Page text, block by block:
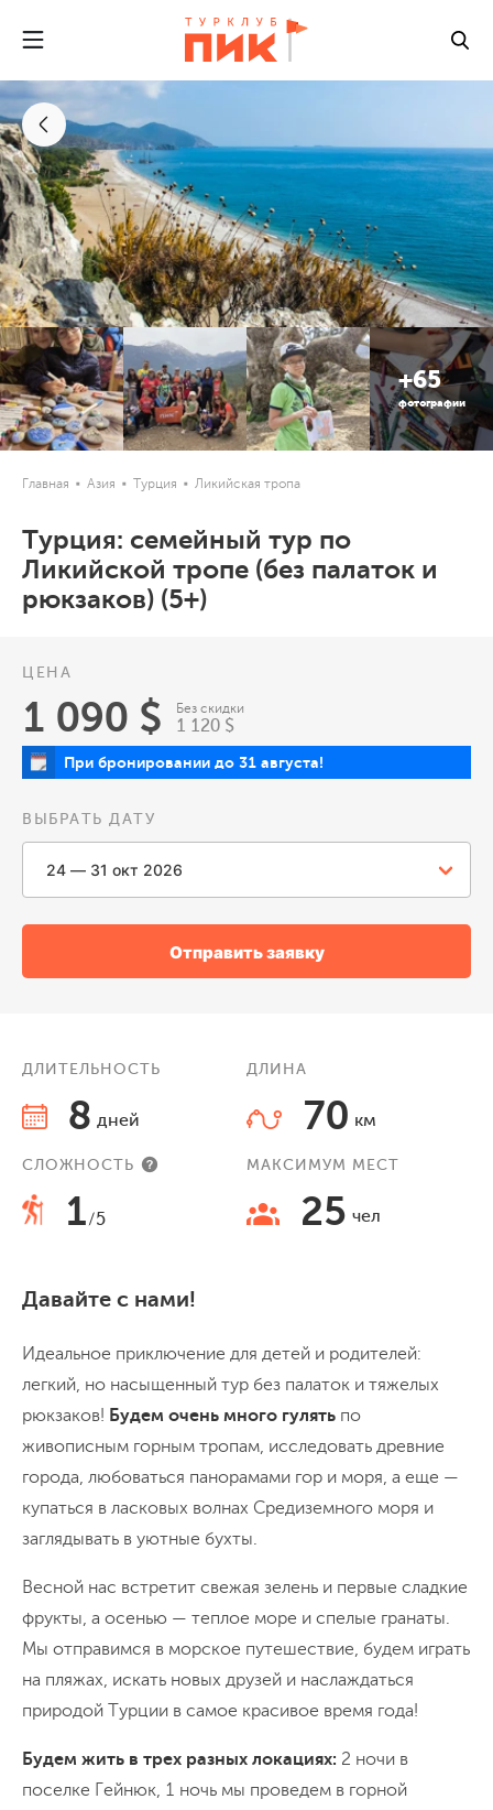
+65
фотографии
Главная Азия Турция Ликийская тропа
Турция: семейный тур по
Ликийской тропе (без палаток и
рюкзаков) (5+)
ЦЕНА
1 090 $ Без скидки
1 120 $
При бронировании до 31 августа!
ВЫБРАТЬ ДАТУ
Отправить заявку
ДЛИТЕЛЬНОСТЬ
8 дней
ДЛИНА
70 км
СЛОЖНОСТЬ
1/5
МАКСИМУМ МЕСТ
25 чел
Давайте с нами!
Идеальное приключение для детей и родителей:
легкий, но насыщенный тур без палаток и тяжелых
рюкзаков! Будем очень много гулять по
живописным горным тропам, исследовать древние
города, любоваться панорамами гор и моря, а еще —
купаться в ласковых волнах Средиземного моря и
заглядывать в уютные бухты.
Весной нас встретит свежая зелень и первые сладкие
фрукты, а осенью — теплое море и спелые гранаты.
Мы отправимся в морское путешествие, будем играть
на пляжах, искать новых друзей и наслаждаться
природой Турции в самое красивое время года!
Будем жить в трех разных локациях: 2 ночи в
поселке Гейнюк, 1 ночь мы проведем в горной